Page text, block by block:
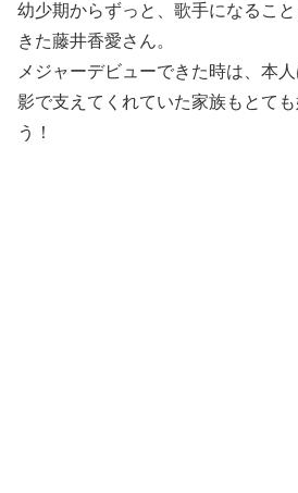
幼少期からずっと、歌手になるこ
きた藤井香愛さん。
メジャーデビューできた時は、本人
影で支えてくれていた家族もとて
う！